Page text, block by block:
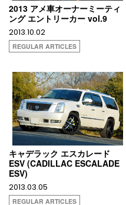
2013 アメ車オーナーミーティ
ング エントリーカー vol.9
2013.10.02
REGULAR ARTICLES
キャデラック エスカレード
ESV (CADILLAC ESCALADE
ESV)
2013.03.05
REGULAR ARTICLES